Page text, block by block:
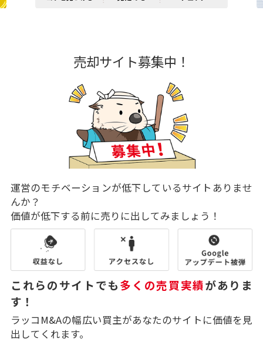
売却サイト募集中！
運営のモチベーションが低下しているサイトありませ
んか？
価値が低下する前に売りに出してみましょう！
これらのサイトでも多くの売買実績がありま
す！
ラッコM&Aの幅広い買主があなたのサイトに価値を見
出してくれます。